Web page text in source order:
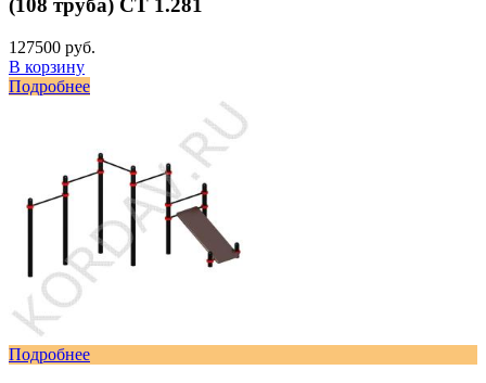
(108 труба) СТ 1.281
127500 руб.
В корзину
Подробнее
Подробнее